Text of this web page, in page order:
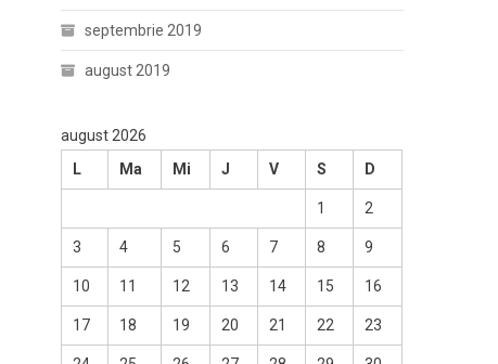
septembrie 2019
august 2019
august 2026
L
Ma Mi J V S D
1 2
3 4 5 6 7 8 9
10 11 12 13 14 15 16
17 18 19 20 21 22 23